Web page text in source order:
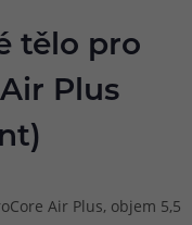
tělo pro
Plus
Air Plus, objem 5,5